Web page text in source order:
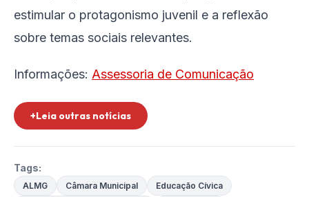
estimular o protagonismo juvenil e a reflexão
sobre temas sociais relevantes.
Informações: Assessoria de Comunicação
+Leia outras notícias
Tags:
ALMG Câmara Municipal Educação Cívica